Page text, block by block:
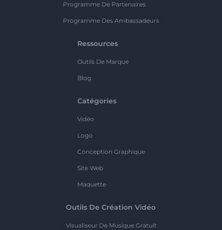
Programme De Partenaires
Programme Des Ambassadeurs
Ressources
Outils De Marque
Blog
Catégories
Vidéo
Logo
Conception Graphique
Site Web
Maquette
Outils De Création Vidéo
Visualiseur De Musique Gratuit